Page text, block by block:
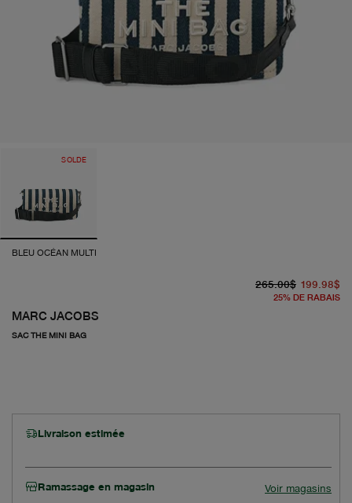
SOLDE
BLEU OCÉAN MULTI
MARC JACOBS
SAC THE MINI BAG
265.00$ 199.98$
25% DE RABAIS
Livraison estimée
Ramassage en magasin Voir magasins